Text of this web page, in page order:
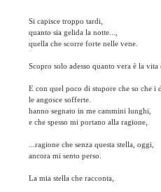
Si capisce troppo tardi,
quanto sia gelida la notte...,
quella che scorre forte nelle vene.
Scopro solo adesso quanto vera è la
E con quel poco di stupore che so che i
le angosce sofferte.
hanno segnato in me cammini lunghi,
e che spesso mi portano alla ragione,
...ragione che senza questa stella, oggi,
ancora mi sento perso.
La mia stella che racconta,